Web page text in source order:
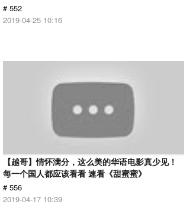
# 552
2019-04-25 10:16
【越哥】情怀满分，这么美的华语电影真少见！
每一个国人都应该看看 速看《甜蜜蜜》
# 556
2019-04-17 10:39